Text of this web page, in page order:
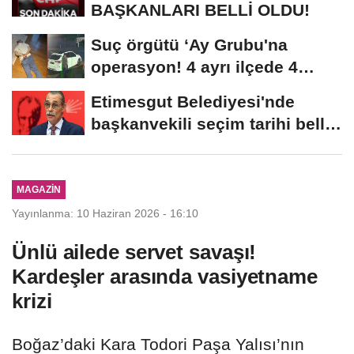
BAŞKANLARI BELLİ OLDU!
Suç örgütü ‘Ay Grubu'na
operasyon! 4 ayrı ilçede 4
Etimesgut Belediyesi'nde
başkanvekili seçim tarihi belli
MAGAZIN
Yayınlanma: 10 Haziran 2026 - 16:10
Ünlü ailede servet savaşı!
Kardeşler arasında vasiyetname
krizi
Boğaz’daki Kara Todori Paşa Yalısı’nın